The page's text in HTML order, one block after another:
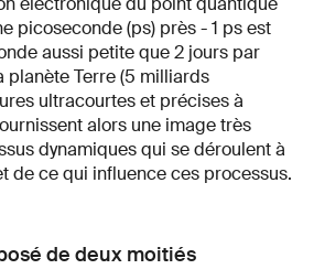
picoseconde (ps) près - 1 ps est
aussi petite que 2 jours par
planète Terre (5 milliards
ultracourtes et précises à
alors une image très
dynamiques qui se déroulent à
de ce qui influence ces processus.
de deux moitiés